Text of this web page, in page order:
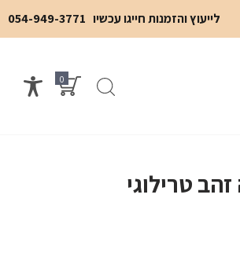
לייעוץ והזמנות חייגו עכשיו 054-949-3771
0
טרילוגי